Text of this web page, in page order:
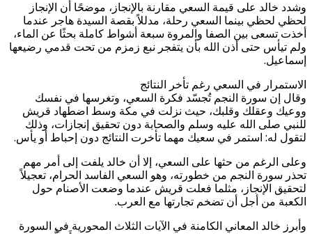
وشدد خالد على قيمة السعي مقارنة بالإنجاز، موضحًا أن الإنجاز
لحظي لحظي بينما السعي رحلة، مدللاً بقصة السيدة هاجر عندما
أخذت تسعى بين الصفا والمروة سبعة أشواط كاملة بحثًا عن الماء،
ولم تيأس حتى أذن الله بأن يتفجر نبع زمزم من تحت قدمي رضيعها
إسماعيل.
الاستمرار في السعي رغم تأخر النتائج
وقال إن سورة النجم تُجسّد فكرة السعي، وتغرسها في نفسك
ووعيك وعقلك وقلبك، حيث نزلت في مكة وسط اضطهاد قريش
للنبي صلى الله عليه وسلم والصحابة دون تحقيق إنجازات، وذلك
لتقول له: استمر في سعيك مهما تأخرت النتائج دون إحباط أو يأس.
وعلى الرغم من حثها على السعي، إلا أن خالد يلفت إلى أمر مهم
تحذر سورة النجم من خطورته، وهو السعي الفاسد الحرام، تعجيلاً
لتحقيق الإنجاز، مثلما فعلت قريش عندما وضعت الأصنام حول
الكعبة من أجل أن تضخم تجارتها مع العرب.
وأبرز خالد المعاني الكامنة في الآيات الثلاث المحورية في السورة